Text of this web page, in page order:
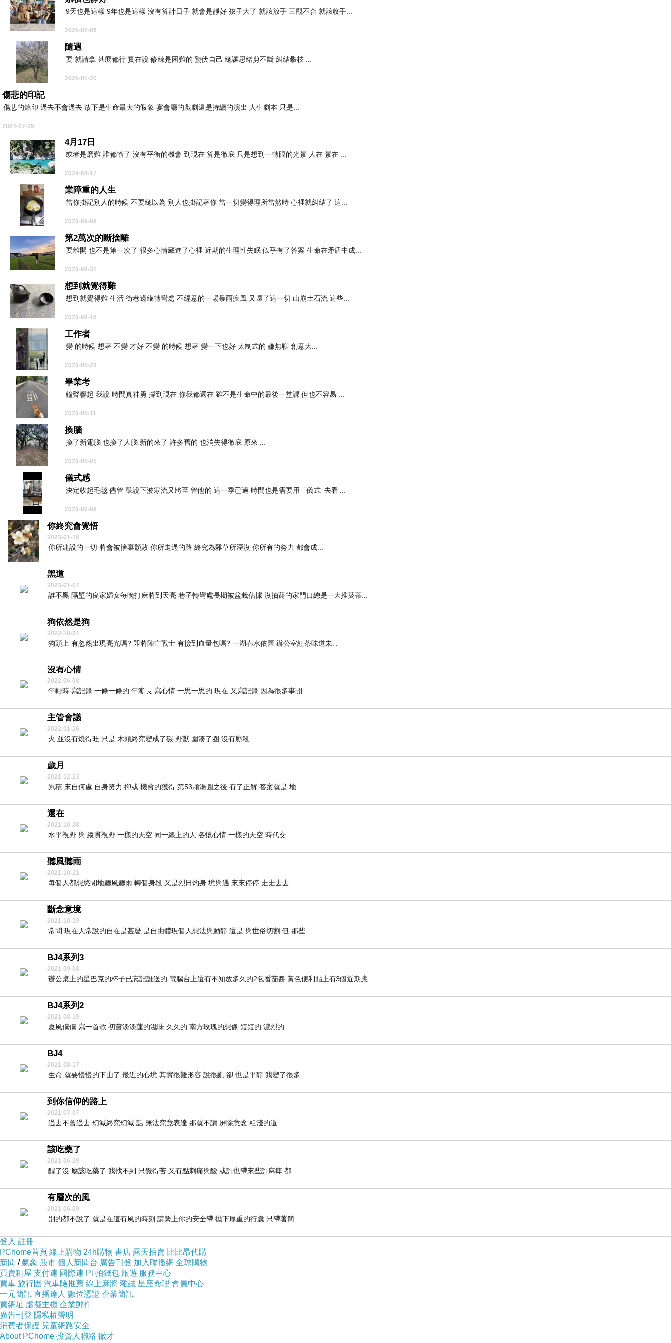
9天也是這樣 9年也是這樣 沒有算計日子 就會是靜好 孩子大了 就該放手 三觀不合 就該收手...
2025-02-06
隨遇
要 就請拿 甚麼都行 實在說 修練是困難的 蟄伏自己 總讓思緒剪不斷 糾結攀枝 ...
2025-01-20
傷悲的印記
傷悲的烙印 過去不會過去 放下是生命最大的假象 宴會廳的戲劇還是持續的演出 人生劇本 只是...
2024-07-09
4月17日
或者是磨難 誰都輸了 沒有平衡的機會 到現在 算是徹底 只是想到一轉眼的光景 人在 景在 ...
2024-04-17
業障重的人生
當你掛記別人的時候 不要總以為 別人也掛記著你 當一切變得理所當然時 心裡就糾結了 這...
2023-09-08
第2萬次的斷捨離
要離開 也不是第一次了 很多心情藏進了心裡 近期的生理性失眠 似乎有了答案 生命在矛盾中成...
2023-08-31
想到就覺得難
想到就覺得難 生活 街巷邊緣轉彎處 不經意的一場暴雨疾風 又壞了這一切 山崩土石流 這些...
2023-08-16
工作者
變 的時候 想著 不變 才好 不變 的時候 想著 變一下也好 太制式的 嫌無聊 創意大...
2023-05-23
畢業考
鐘聲響起 我說 時間真神勇 撐到現在 你我都還在 雖不是生命中的最後一堂課 但也不容易 ...
2023-05-11
換腦
換了新電腦 也換了人腦 新的來了 許多舊的 也消失得徹底 原來 ...
2023-05-05
儀式感
決定收起毛毯 儘管 聽說下波寒流又將至 管他的 這一季已過 時間也是需要用「儀式｣去看 ...
2023-02-08
你終究會覺悟
2023-01-16
你所建設的一切 將會被捨棄頹敗 你所走過的路 終究為雜草所湮沒 你所有的努力 都會成...
黑道
2023-01-07
誰不黑 隔壁的良家婦女每晚打麻將到天亮 巷子轉彎處長期被盆栽佔據 沒抽菸的家門口總是一大推菸蒂...
狗依然是狗
2022-10-24
狗頭上 有忽然出現亮光嗎? 即將陣亡戰士 有撿到血量包嗎? 一湖春水依舊 辦公室紅茶味道未...
沒有心情
2022-06-08
年輕時 寫記錄 一條一條的 年漸長 寫心情 一思一思的 現在 又寫記錄 因為很多事開...
主管會議
2022-01-26
火 並沒有燒得旺 只是 木頭終究變成了碳 野獸 圍湊了圈 沒有廝殺 ...
歲月
2021-12-23
累積 來自何處 自身努力 抑或 機會的獲得 第53顆湯圓之後 有了正解 答案就是 地...
還在
2021-10-28
水平視野 與 縱貫視野 一樣的天空 同一線上的人 各懷心情 一樣的天空 時代交...
聽風聽雨
2021-10-21
每個人都想悠閒地聽風聽雨 轉個身段 又是烈日灼身 境與遇 來來停停 走走去去 ...
斷念意境
2021-10-19
常問 現在人常說的自在是甚麼 是自由體現個人想法與動靜 還是 與世俗切割 但 那些 ...
BJ4系列3
2021-09-08
辦公桌上的星巴克的杯子已忘記誰送的 電腦台上還有不知放多久的2包番茄醬 黃色便利貼上有3個近期應...
BJ4系列2
2021-08-19
夏風僕僕 寫一首歌 初嘗淡淡蓮的滋味 久久的 南方玫瑰的想像 短短的 濃烈的...
BJ4
2021-08-17
生命 就要慢慢的下山了 最近的心境 其實很難形容 說很亂 卻 也是平靜 我變了很多...
到你信仰的路上
2021-07-07
過去不曾過去 幻滅終究幻滅 話 無法究竟表達 那就不讀 屏除意念 粗淺的道...
該吃藥了
2021-06-29
醒了沒 應該吃藥了 我找不到 只覺得苦 又有點刺痛與酸 或許也帶來些許麻痺 都...
有層次的風
2021-06-09
別的都不說了 就是在這有風的時刻 請繫上你的安全帶 拋下厚重的行囊 只帶著簡...
登入 註冊
PChome首頁 線上購物 24h購物 書店 露天拍賣 比比昂代購
新聞 /氣象 股市 個人新聞台 廣告刊登 加入聯播網 全球購物
買賣租屋 支付連 國際連 Pi 拍錢包 旅遊 服務中心
買車 旅行團 汽車險推薦 線上麻將 雜誌 星座命理 會員中心
一元簡訊 直播達人 數位憑證 企業簡訊
買網址 虛擬主機 企業郵件
廣告刊登 隱私權聲明
消費者保護 兒童網路安全
About PChome 投資人聯絡 徵才